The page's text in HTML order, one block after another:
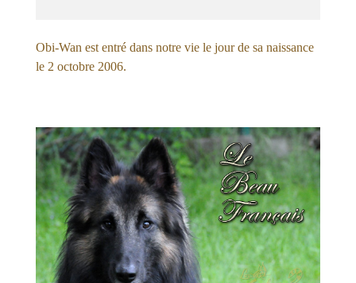
Obi-Wan est entré dans notre vie le jour de sa naissance
le 2 octobre 2006.